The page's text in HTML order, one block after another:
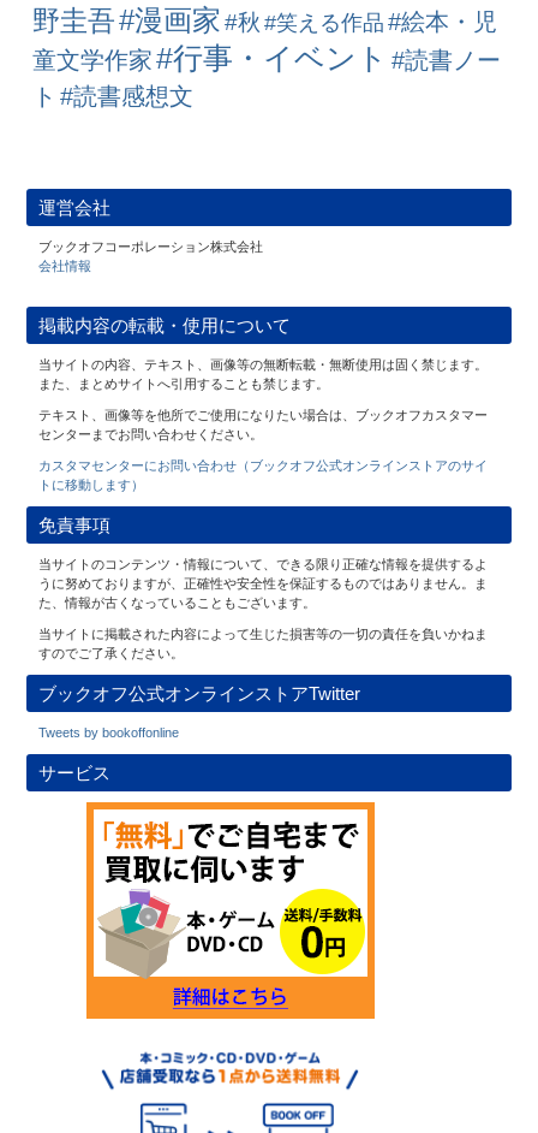
野圭吾#漫画家 #秋 #笑える作品 #絵本・児
童文学作家 #行事・イベント #読書ノー
ト #読書感想文
運営会社
ブックオフコーポレーション株式会社
会社情報
掲載内容の転載・使用について
当サイトの内容、テキスト、画像等の無断転載・無断使用は固く禁じます。
また、まとめサイトへ引用することも禁じます。
テキスト、画像等を他所でご使用になりたい場合は、ブックオフカスタマー
センターまでお問い合わせください。
カスタマセンターにお問い合わせ（ブックオフ公式オンラインストアのサイ
トに移動します）
免責事項
当サイトのコンテンツ・情報について、できる限り正確な情報を提供するよ
うに努めておりますが、正確性や安全性を保証するものではありません。ま
た、情報が古くなっていることもございます。
当サイトに掲載された内容によって生じた損害等の一切の責任を負いかねま
すのでご了承ください。
ブックオフ公式オンラインストアTwitter
Tweets by bookoffonline
サービス